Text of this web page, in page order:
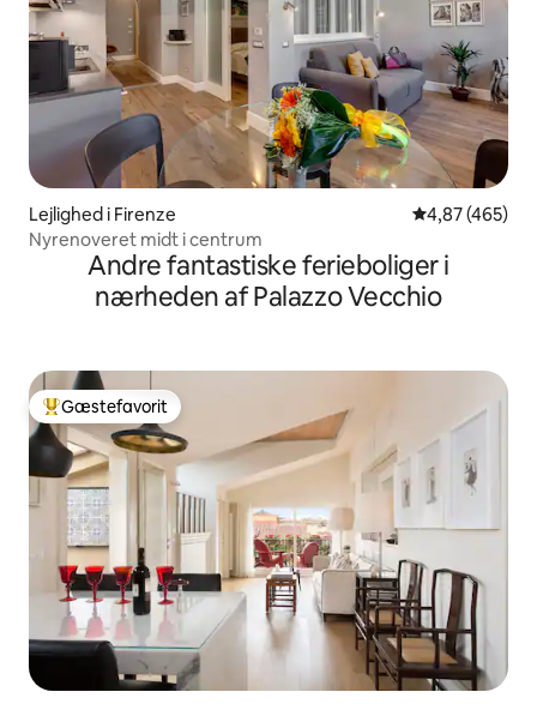
Lejlighed i Firenze 4,87 ud af 5 i
4,87 (465)
Nyrenoveret midt i centrum
Andre fantastiske ferieboliger i
nærheden af Palazzo Vecchio
Bedste gæstefavorit
Gæstefavorit